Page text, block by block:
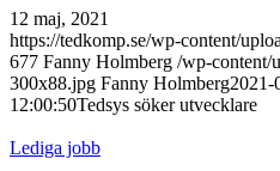
12 maj, 2021
https://tedkomp.se/wp-content/
677 Fanny Holmberg /wp-content/
300x88.jpg Fanny Holmberg2021-
12:00:50Tedsys söker utvecklare
Lediga jobb